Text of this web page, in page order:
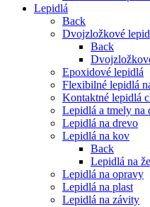
Lepidlá
Back
Dvojzložkové
Back
Epoxidové lepidlá
Flexibilné lepidlá
Kontaktné lepidlá
Lepidlá a tmely na
Lepidlá na drevo
Lepidlá na kov
Back
Lepidlá na
Lepidlá na opravy
Lepidlá na plast
Lepidlá na závity